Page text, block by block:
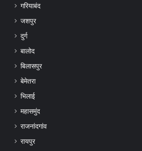
गरियाबंद
जशपुर
दुर्ग
बालोद
बिलासपुर
बेमेतरा
भिलाई
महासमुंद
राजनांदगांव
रायपुर